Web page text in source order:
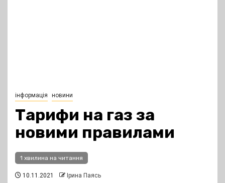
інформація новини
Тарифи на газ за
новими правилами
1 хвилина на читання
10.11.2021 Ірина Паясь